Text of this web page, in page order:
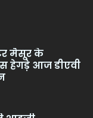
मैसूर के
हेगड़े आज डीएवी